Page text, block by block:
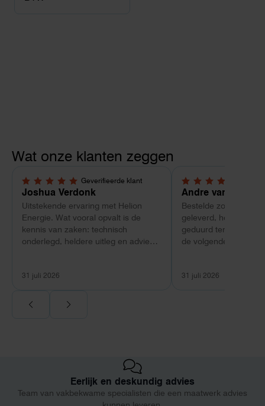
Wat onze klanten zeggen
Geverifieerde klant
5,0 van 5 sterren
Joshua Verdonk
Uitstekende ervaring met Helion
Energie. Wat vooral opvalt is de
kennis van zaken: technisch
onderlegd, heldere uitleg en advies
Ook de nazorg is uitgebreid.
Voor ondernemers extra interessant:
en hoger vastrecht. Via Helion
bereikten we hetzelfde voor een
kwart van die kosten, plus
noodstroom voor de hele camping
31 juli 2026
4 van 5 sterren
Andre van
Bestelde
geleverd, heeft wel
geduurd terwijl bij
de volgende dag al
31 juli 2026
Eerlijk en deskundig advies
Team van vakbekwame specialisten die een maatwerk advies